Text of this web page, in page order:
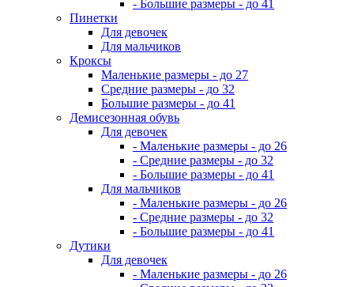
- Большие размеры - до 41
Пинетки
Для девочек
Для мальчиков
Кроксы
Маленькие размеры - до 27
Средние размеры - до 32
Большие размеры - до 41
Демисезонная обувь
Для девочек
- Маленькие размеры - до 26
- Средние размеры - до 32
- Большие размеры - до 41
Для мальчиков
- Маленькие размеры - до 26
- Средние размеры - до 32
- Большие размеры - до 41
Дутики
Для девочек
- Маленькие размеры - до 26